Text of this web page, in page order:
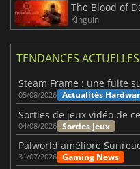
The Blood of
Kinguin
TENDANCES ACTUELLES
05/08/2026 Actualités
04/08/2026 Sorties Jeux
Palworld améliore
31/07/2026 Gaming News